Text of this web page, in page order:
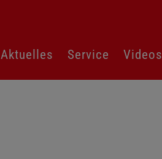
Aktuelles Service Videos